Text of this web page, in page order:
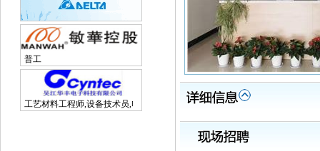
普工
工艺材料工程师,设备技术员,电子研发工程师